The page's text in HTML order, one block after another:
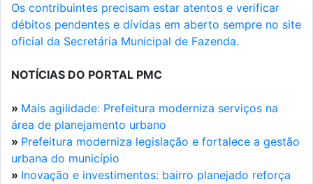
Os contribuintes precisam estar atentos e verificar
débitos pendentes e dívidas em aberto sempre no site
oficial da Secretária Municipal de Fazenda.
NOTÍCIAS DO PORTAL PMC
» Mais agilidade: Prefeitura moderniza serviços na
área de planejamento urbano
» Prefeitura moderniza legislação e fortalece a gestão
urbana do município
» Inovação e investimentos: bairro planejado reforça